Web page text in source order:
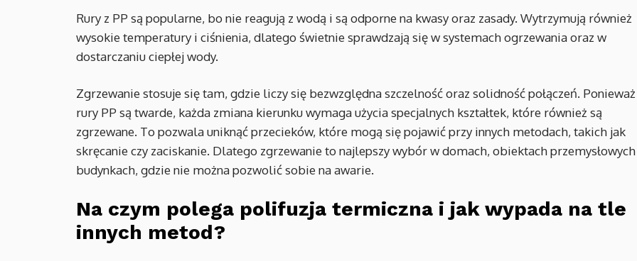
Rury z PP są popularne, bo nie reagują z wodą i są odporne na kwasy oraz zasady. Wytrzymują również
wysokie temperatury i ciśnienia, dlatego świetnie sprawdzają się w systemach ogrzewania oraz w
dostarczaniu ciepłej wody.
Zgrzewanie stosuje się tam, gdzie liczy się bezwzględna szczelność oraz solidność połączeń. Ponieważ
rury PP są twarde, każda zmiana kierunku wymaga użycia specjalnych kształtek, które również są
zgrzewane. To pozwala uniknąć przecieków, które mogą się pojawić przy innych metodach, takich jak
skręcanie czy zaciskanie. Dlatego zgrzewanie to najlepszy wybór w domach, obiektach
budynkach, gdzie nie można pozwolić sobie na awarie.
Na czym polega polifuzja termiczna i jak wypada na tle
innych metod?